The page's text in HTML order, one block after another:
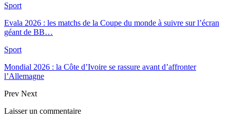
Sport
Evala 2026 : les matchs de la Coupe du monde à suivre sur l’écran
géant de BB…
Sport
Mondial 2026 : la Côte d’Ivoire se rassure avant d’affronter
l’Allemagne
Prev Next
Laisser un commentaire